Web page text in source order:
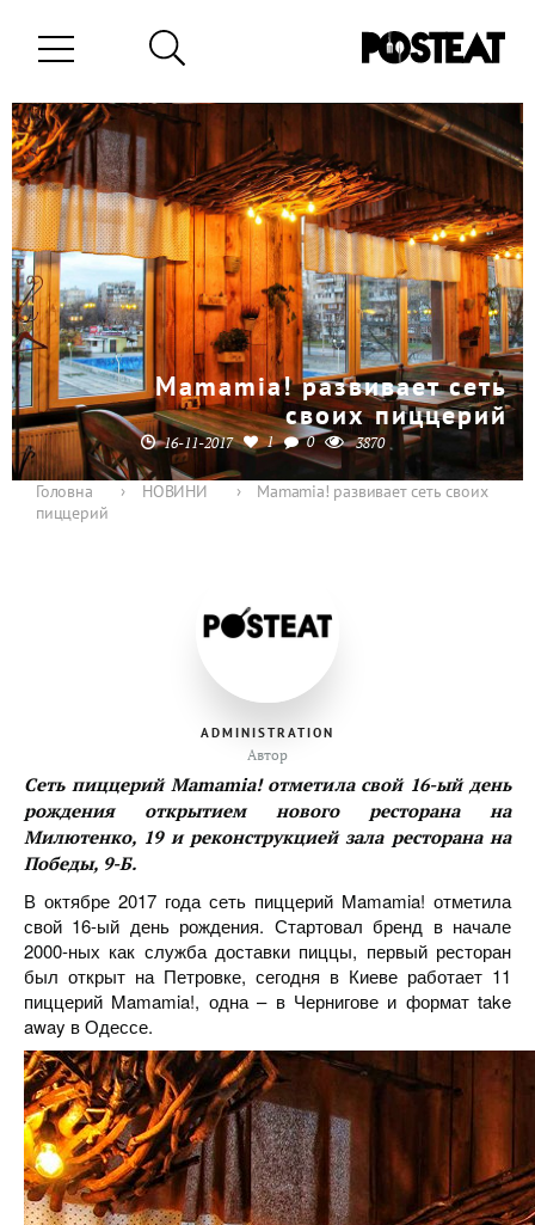
Mamamia! развивает сеть
своих пиццерий
16-11-2017 1 0 3870
Головна › НОВИНИ ›
Mamamia! развивает сеть своих
пиццерий
ADMINISTRATION
Автор
Сеть пиццерий Mamamia! отметила свой 16-ый день
рождения открытием нового ресторана на
Милютенко, 19 и реконструкцией зала ресторана на
Победы, 9-Б.
В октябре 2017 года сеть пиццерий Mamamia! отметила
свой 16-ый день рождения. Стартовал бренд в начале
2000-ных как служба доставки пиццы, первый ресторан
был открыт на Петровке, сегодня в Киеве работает 11
пиццерий Mamamia!, одна – в Чернигове и формат take
away в Одессе.